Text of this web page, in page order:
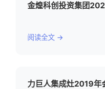
金煌科创投资集团
阅读全文 →
力巨人集成灶2019年